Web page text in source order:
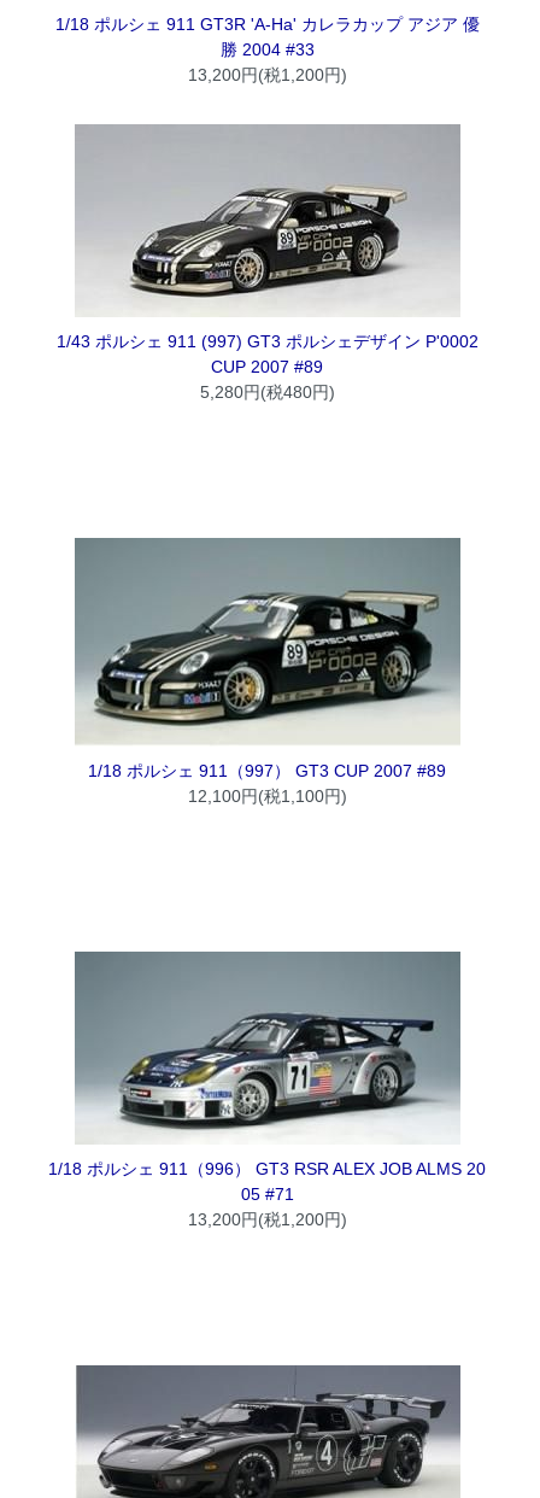
1/18 ポルシェ 911 GT3R 'A-Ha' カレラカップ アジア 優
勝 2004 #33
13,200円(税1,200円)
1/43 ポルシェ 911 (997) GT3 ポルシェデザイン P'0002
CUP 2007 #89
5,280円(税480円)
1/18 ポルシェ 911（997） GT3 CUP 2007 #89
12,100円(税1,100円)
1/18 ポルシェ 911（996） GT3 RSR ALEX JOB ALMS 20
05 #71
13,200円(税1,200円)